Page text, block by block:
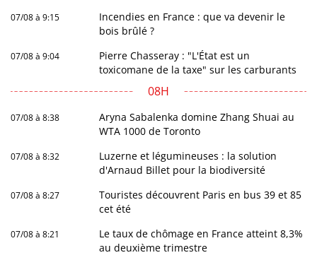
07/08 à 9:15
Incendies en France : que va devenir le
bois brûlé ?
07/08 à 9:04
Pierre Chasseray : "L'État est un
toxicomane de la taxe" sur les carburants
08H
07/08 à 8:38
Aryna Sabalenka domine Zhang Shuai au
WTA 1000 de Toronto
07/08 à 8:32
Luzerne et légumineuses : la solution
d'Arnaud Billet pour la biodiversité
07/08 à 8:27
Touristes découvrent Paris en bus 39 et 85
cet été
07/08 à 8:21
Le taux de chômage en France atteint 8,3%
au deuxième trimestre